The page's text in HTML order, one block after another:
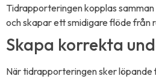
Tidrapporteringen kopplas
och skapar ett smidigare flöde från
Skapa korrekta
När tidrapporteringen sker